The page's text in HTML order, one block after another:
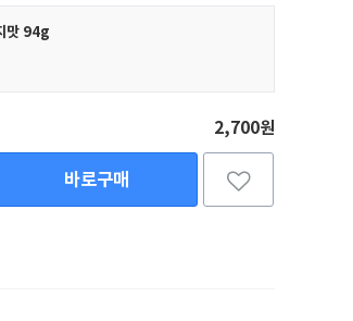
맛 94g
2,700원
바로구매